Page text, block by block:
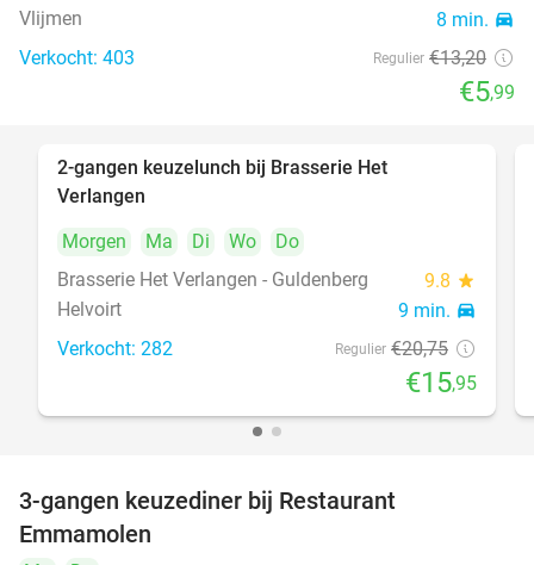
Vlijmen 8 min. directions_car
Verkocht: 403 Regulier €13,20
€5,99
2-gangen keuzelunch bij Brasserie Het
Verlangen
Morgen
Ma Di Wo
Do
Brasserie Het Verlangen - Guldenberg
9.8 star
Helvoirt 9 min. directions_car
Verkocht: 282 Regulier €20,75
€15,95
3-gangen keuzediner bij Restaurant
Emmamolen